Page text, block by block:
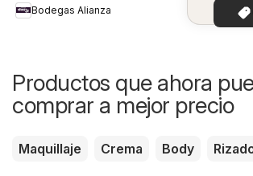
Bodegas Alianza
Productos que ahora
comprar a mejor precio
Maquillaje Crema Body